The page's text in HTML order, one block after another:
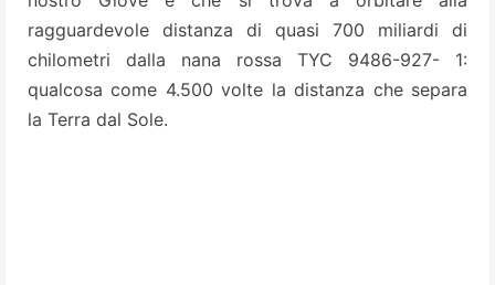
ragguardevole distanza di quasi 700 miliardi di
chilometri dalla nana rossa TYC 9486-927- 1:
qualcosa come 4.500 volte la distanza che separa
la Terra dal Sole.